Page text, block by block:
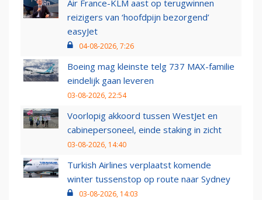
Air France-KLM aast op terugwinnen
reizigers van ‘hoofdpijn bezorgend’
easyJet
04-08-2026, 7:26
Boeing mag kleinste telg 737 MAX-familie
eindelijk gaan leveren
03-08-2026, 22:54
Voorlopig akkoord tussen WestJet en
cabinepersoneel, einde staking in zicht
03-08-2026, 14:40
Turkish Airlines verplaatst komende
winter tussenstop op route naar Sydney
03-08-2026, 14:03